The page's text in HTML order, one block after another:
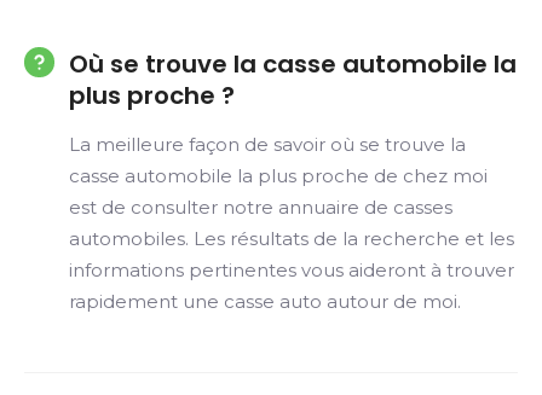
Où se trouve la casse automobile la
plus proche ?
La meilleure façon de savoir où se trouve la
casse automobile la plus proche de chez moi
est de consulter notre annuaire de casses
automobiles. Les résultats de la recherche et les
informations pertinentes vous aideront à trouver
rapidement une casse auto autour de moi.